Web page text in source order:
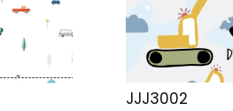
JJJ3002